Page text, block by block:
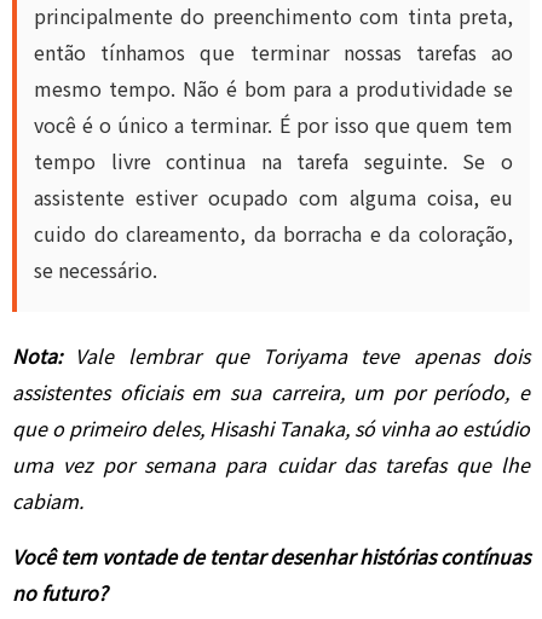
principalmente do preenchimento com tinta preta,
então tínhamos que terminar nossas tarefas ao
mesmo tempo. Não é bom para a produtividade se
você é o único a terminar. É por isso que quem tem
tempo livre continua na tarefa seguinte. Se o
assistente estiver ocupado com alguma coisa, eu
cuido do clareamento, da borracha e da coloração,
se necessário.
Nota: Vale lembrar que Toriyama teve apenas dois
assistentes oficiais em sua carreira, um por período, e
que o primeiro deles, Hisashi Tanaka, só vinha ao estúdio
uma vez por semana para cuidar das tarefas que lhe
cabiam.
Você tem vontade de tentar desenhar histórias contínuas
no futuro?